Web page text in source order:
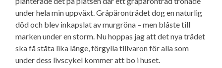
under hela min uppväxt. Gråpäronträdet dog en naturlig
död och blev inkapslat av murgröna – men blåste till
marken under en storm. Nu hoppas jag att det nya trädet
ska få ståta lika länge, förgylla tillvaron för alla som
under dess livscykel kommer att bo i huset.